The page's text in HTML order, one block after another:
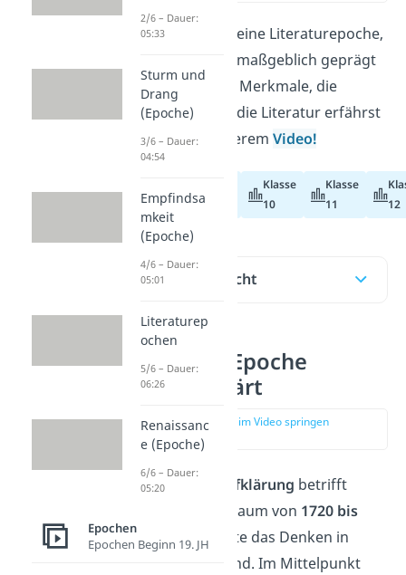
Aufklärung
ist eine Literaturepoche,
die die Geschichte maßgeblich geprägt
hat. Mehr über die Merkmale, die
Hintergründe und die Literatur erfährst
du hier und in unseremVideo!
Abiturvorbereitung
Klasse
10
Klasse
11
12
Inhaltsübersicht
Aufklärung Epoche
einfach erklärt
zur Stelle im Video springen
(00:15)
Die Epoche der Aufklärung betrifft
ungefähr den Zeitraum von 1720 bis
1800. Sie veränderte das Denken in
Europa grundlegend. Im Mittelpunkt
2/6 – Dauer:
05:33
Sturm und
Drang
(Epoche)
3/6 – Dauer:
04:54
Empfindsa
mkeit
(Epoche)
4/6 – Dauer:
05:01
Literaturep
ochen
5/6 – Dauer:
06:26
Renaissanc
e (Epoche)
6/6 – Dauer:
05:20
Epochen
Epochen Beginn 19. JH